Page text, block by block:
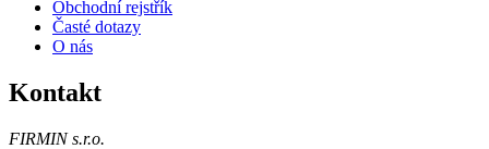
Obchodní rejstřík
Časté dotazy
O nás
Kontakt
FIRMIN s.r.o.